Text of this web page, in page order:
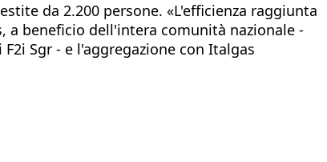
da 2.200 persone. «L'efficienza raggiunta
a beneficio dell'intera comunità nazionale -
Sgr - e l'aggregazione con Italgas